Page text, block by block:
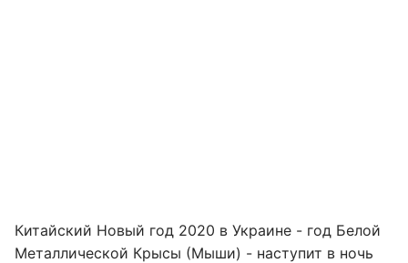
Китайский Новый год 2020 в Украине - год Белой
Металлической Крысы (Мыши) - наступит в ночь